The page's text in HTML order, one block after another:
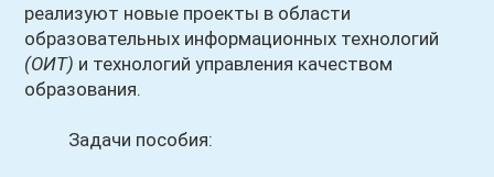
реализуют новые проекты в области
образовательных информационных технологий
(ОИТ) и технологий управления качеством
образования.
Задачи пособия: